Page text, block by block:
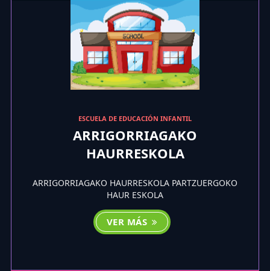
ESCUELA DE EDUCACIÓN INFANTIL
ARRIGORRIAGAKO
HAURRESKOLA
ARRIGORRIAGAKO HAURRESKOLA PARTZUERGOKO
HAUR ESKOLA
VER MÁS